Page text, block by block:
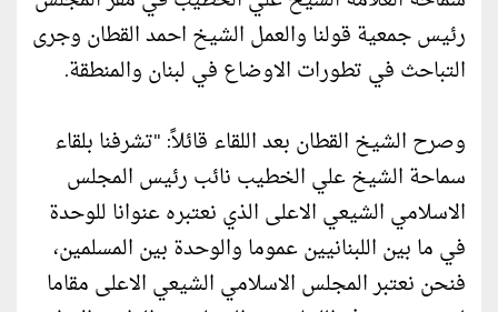
رئيس جمعية قولنا والعمل الشيخ احمد القطان وجرى
التباحث في تطورات الاوضاع في لبنان والمنطقة.
وصرح الشيخ القطان بعد اللقاء قائلاً: "تشرفنا بلقاء
سماحة الشيخ علي الخطيب نائب رئيس المجلس
الاسلامي الشيعي الاعلى الذي نعتبره عنوانا للوحدة
في ما بين اللبنانيين عموما والوحدة بين المسلمين،
فنحن نعتبر المجلس الاسلامي الشيعي الاعلى مقاما